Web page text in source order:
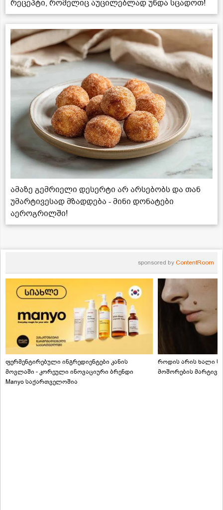
რეცეპტი, რომელიც აუცილებლად უნდა სცადოთ!
ამაზე გემრიელი დესერტი არ არსებობს და თან
უმარტივესად მზადდება - მინი დონატები
აეროგრილში!
sponsored by ContentRoom
ფერმენტირებული ინგრედიენტები კანის
მოვლაში - კორეული ინოვაციური ბრენდი
Manyo საქართველოშია
როდის არის ხალი
მოშორების